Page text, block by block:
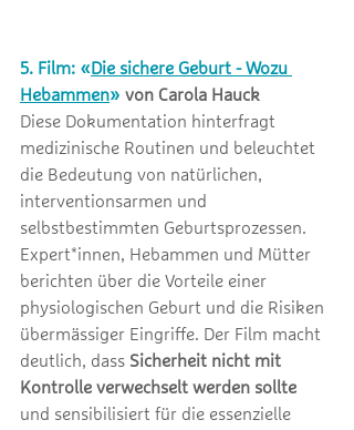
5. Film: «Die sichere Geburt - Wozu
Hebammen» von Carola Hauck
Diese Dokumentation hinterfragt
medizinische Routinen und beleuchtet
die Bedeutung von natürlichen,
interventionsarmen und
selbstbestimmten Geburtsprozessen.
Expert*innen, Hebammen und Mütter
berichten über die Vorteile einer
physiologischen Geburt und die Risiken
übermässiger Eingriffe. Der Film macht
deutlich, dass Sicherheit nicht mit
Kontrolle verwechselt werden sollte
und sensibilisiert für die essenzielle